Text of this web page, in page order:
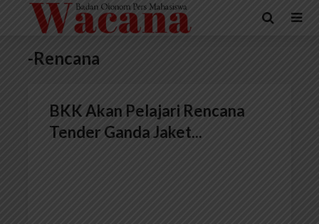
-Rencana
BKK Akan Pelajari Rencana
Tender Ganda Jaket...